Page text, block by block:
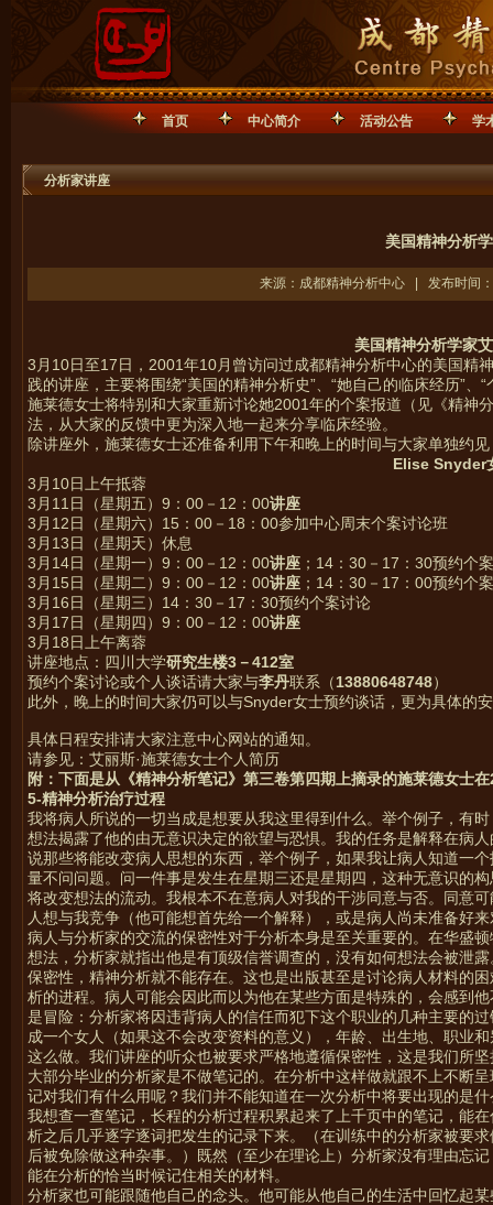
首页 中心简介 活动公告 学
分析家讲座
美国精神分析
来源：成都精神分析中心 | 发布时间
美国精神分析学家
3月10日至17日，2001年10月曾访问过成都精神分析中心的美国精
践的讲座，主要将围绕“美国的精神分析史”、“她自己的临床经历”、
施莱德女士将特别和大家重新讨论她2001年的个案报道（见《精神
法，从大家的反馈中更为深入地一起来分享临床经验。
除讲座外，施莱德女士还准备利用下午和晚上的时间与大家单独约
Elise Snyder
3月10日上午抵蓉
3月11日（星期五）9：00－12：00讲座
3月12日（星期六）15：00－18：00参加中心周末个案讨论班
3月13日（星期天）休息
3月14日（星期一）9：00－12：00讲座 ；14：30－17：30预约个
3月15日（星期二）9：00－12：00讲座 ；14：30－17：00预约个
3月16日（星期三）14：30－17：30预约个案讨论
3月17日（星期四）9：00－12：00讲座
3月18日上午离蓉
讲座地点：四川大学研究生楼3－412室
预约个案讨论或个人谈话请大家与李丹联系（13880648748）
此外，晚上的时间大家仍可以与Snyder女士预约谈话，更为具体的
具体日程安排请大家注意中心网站的通知。
请参见： 艾丽斯·施莱德女士个人简历
附：下面是从《精神分析笔记》第三卷第四期上摘录的施莱德女士
5-精神分析治疗过程
我将病人所说的一切当成是想要从我这里得到什么。举个例子，有
想法揭露了他的由无意识决定的欲望与恐惧。我的任务是解释在病
说那些将能改变病人思想的东西，举个例子，如果我让病人知道一
量不问问题。问一件事是发生在星期三还是星期四，这种无意识的
将改变想法的流动。我根本不在意病人对我的干涉同意与否。同
人想与我竞争（他可能想首先给一个解释），或是病人尚未准备好
病人与分析家的交流的保密性对于分析本身是至关重要的。在华盛
想法，分析家就指出他是有顶级信誉调查的，没有如何想法会被泄
保密性，精神分析就不能存在。这也是出版甚至是讨论病人材料的
析的进程。病人可能会因此而以为他在某些方面是特殊的，会感到
是冒险：分析家将因违背病人的信任而犯下这个职业的几种主要的
成一个女人（如果这不会改变资料的意义），年龄、出生地、职业
这么做。我们讲座的听众也被要求严格地遵循保密性，这是我们所
大部分毕业的分析家是不做笔记的。在分析中这样做就跟不上不断
记对我们有什么用呢？我们并不能知道在一次分析中将要出现的
我想查一查笔记，长程的分析过程积累起来了上千页中的笔记，能
析之后几乎逐字逐词把发生的记录下来。（在训练中的分析家被要
后被免除做这种杂事。）既然（至少在理论上）分析家没有理由
能在分析的恰当时候记住相关的材料。
分析家也可能跟随他自己的念头。他可能从他自己的生活中回忆起